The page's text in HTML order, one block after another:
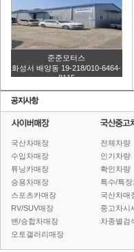
준준모터스
화성서 배양동 19-218/010-6464-
8115
국산차매장
수입차매장
튜닝카매장
승용차매장
스포츠카매장
RV/SUV매장
밴/승합차매장
오토갤러리매장
전체차량
인기차량
확인차량
특수/특장
국산차매
중고차시
차종별검